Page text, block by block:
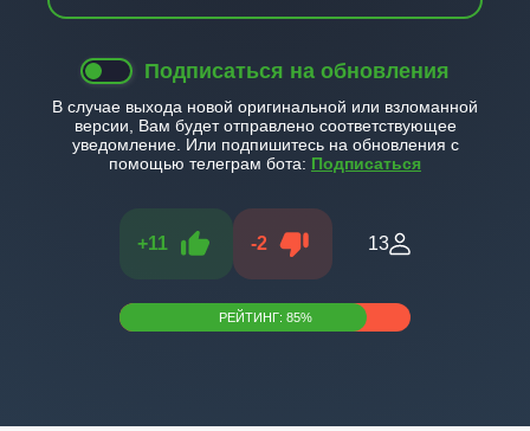
Подписаться на обновления
В случае выхода новой оригинальной или взломанной
версии, Вам будет отправлено соответствующее
уведомление. Или подпишитесь на обновления с
помощью телеграм бота: Подписаться
+11 -2 13
РЕЙТИНГ: 85%